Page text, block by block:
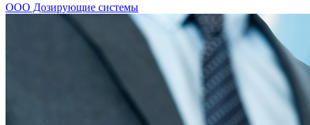
ООО Дозирующие системы